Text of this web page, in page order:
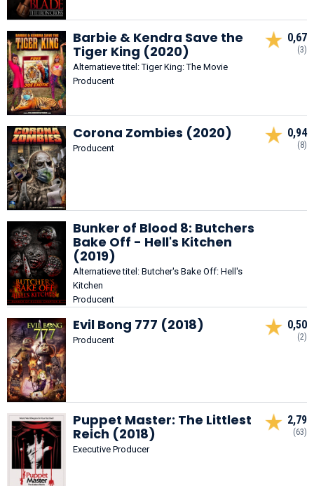
Barbie & Kendra Save the
Tiger King (2020)
Alternatieve titel: Tiger King: The Movie
Producent
0,67
(3)
Corona Zombies (2020)
Producent
0,94
(8)
Bunker of Blood 8: Butchers
Bake Off - Hell's Kitchen
(2019)
Alternatieve titel: Butcher's Bake Off: Hell's
Kitchen
Producent
Evil Bong 777 (2018)
Producent
0,50
(2)
Puppet Master: The Littlest
Reich (2018)
Executive Producer
2,79
(63)